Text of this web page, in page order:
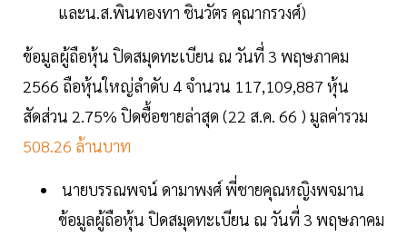
และน.ส.พินทองทา ชินวัตร คุณากรวงศ์)
ข้อมูลผู้ถือหุ้น ปิดสมุดทะเบียน ณ วันที่ 3 พฤษภาคม
2566 ถือหุ้นใหญ่ลำดับ 4 จำนวน 117,109,887 หุ้น
สัดส่วน 2.75% ปิดซื้อขายล่าสุด (22 ส.ค. 66 ) มูลค่ารวม
508.26 ล้านบาท
นายบรรณพจน์ ดามาพงศ์ พี่ชายคุณหญิงพจมาน
ข้อมูลผู้ถือหุ้น ปิดสมุดทะเบียน ณ วันที่ 3 พฤษภาคม